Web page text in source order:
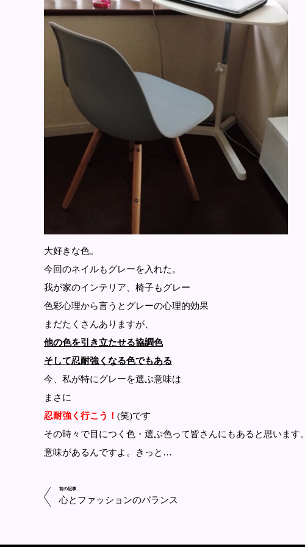
大好きな色。
今回のネイルもグレーを入れた。
我が家のインテリア、椅子もグレー
色彩心理から言うとグレーの心理的効果
まだたくさんありますが、
他の色を引き立たせる協調色
そして忍耐強くなる色でもある
今、私が特にグレーを選ぶ意味は
まさに
忍耐強く行こう！ (笑)です
その時々で目につく色・選ぶ色って皆さんにもあると思います。
意味があるんですよ。きっと…
前の記事
心とファッションのバランス